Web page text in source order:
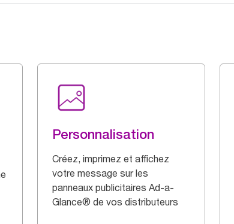
Personnalisation
Créez, imprimez et affichez
votre message sur les
panneaux publicitaires Ad-a-
Glance® de vos distributeurs